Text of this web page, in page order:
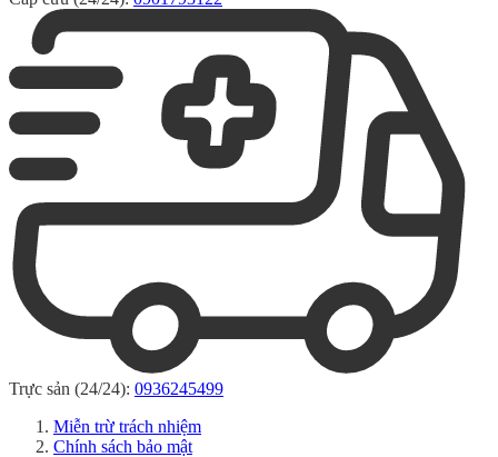
Trực sản (24/24): 0936245499
Miễn trừ trách nhiệm
Chính sách bảo mật